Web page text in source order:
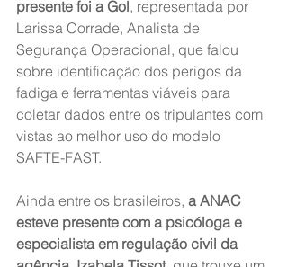
presente foi a Gol, representada por
Larissa Corrade, Analista de
Segurança Operacional, que falou
sobre identificação dos perigos da
fadiga e ferramentas viáveis para
coletar dados entre os tripulantes com
vistas ao melhor uso do modelo
SAFTE-FAST.
Ainda entre os brasileiros, a ANAC
esteve presente com a psicóloga e
especialista em regulação civil da